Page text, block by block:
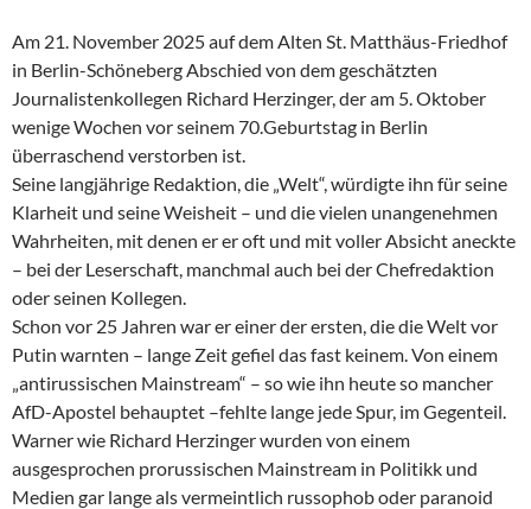
Am 21. November 2025 auf dem Alten St. Matthäus-Friedhof
in Berlin-Schöneberg Abschied von dem geschätzten
Journalistenkollegen Richard Herzinger, der am 5. Oktober
wenige Wochen vor seinem 70.Geburtstag in Berlin
überraschend verstorben ist.
Seine langjährige Redaktion, die „Welt“, würdigte ihn für seine
Klarheit und seine Weisheit – und die vielen unangenehmen
Wahrheiten, mit denen er er oft und mit voller Absicht aneckte
– bei der Leserschaft, manchmal auch bei der Chefredaktion
oder seinen Kollegen.
Schon vor 25 Jahren war er einer der ersten, die die Welt vor
Putin warnten – lange Zeit gefiel das fast keinem. Von einem
„antirussischen Mainstream“ – so wie ihn heute so mancher
AfD-Apostel behauptet –fehlte lange jede Spur, im Gegenteil.
Warner wie Richard Herzinger wurden von einem
ausgesprochen prorussischen Mainstream in Politikk und
Medien gar lange als vermeintlich russophob oder paranoid